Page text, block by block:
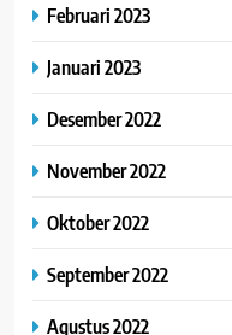
Februari 2023
Januari 2023
Desember 2022
November 2022
Oktober 2022
September 2022
Agustus 2022